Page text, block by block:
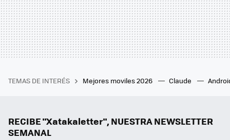
TEMAS DE INTERÉS Mejores moviles 2026 Claude
RECIBE "Xatakaletter", NUESTRA NEWSLETTER
SEMANAL